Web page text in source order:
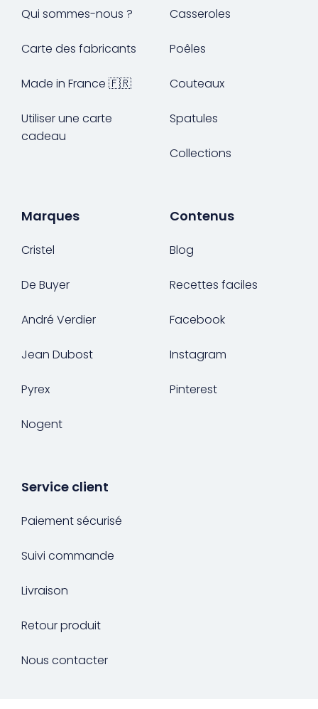
Qui sommes-nous ?
Carte des fabricants
Made in France 🇫🇷
Utiliser une carte
cadeau
Casseroles
Poêles
Couteaux
Spatules
Collections
Marques
Cristel
De Buyer
André Verdier
Jean Dubost
Pyrex
Nogent
Contenus
Blog
Recettes faciles
Facebook
Instagram
Pinterest
Service client
Paiement sécurisé
Suivi commande
Livraison
Retour produit
Nous contacter